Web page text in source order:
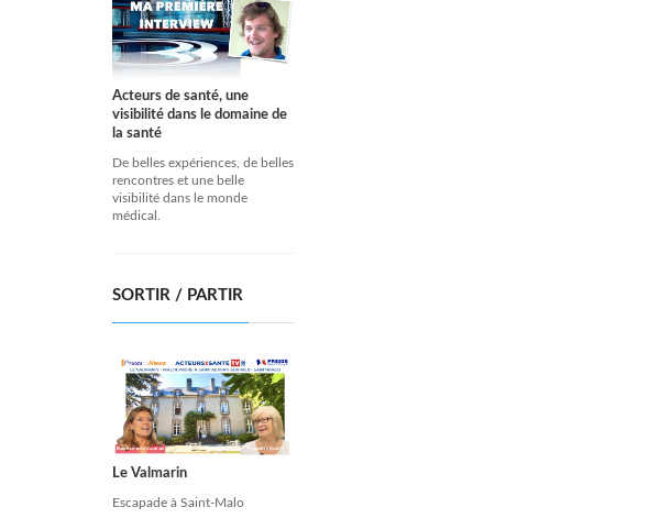
Acteurs de santé, une
visibilité dans le domaine de
la santé
De belles expériences, de belles
rencontres et une belle
visibilité dans le monde
médical.
SORTIR / PARTIR
Le Valmarin
Escapade à Saint-Malo